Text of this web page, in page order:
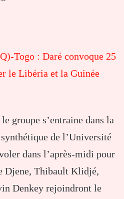
Togo : Daré convoque 25
le Libéria et la Guinée
groupe s’entraine dans la
de l’Université
dans l’après-midi pour
Djene, Thibault Klidjé,
Denkey rejoindront le